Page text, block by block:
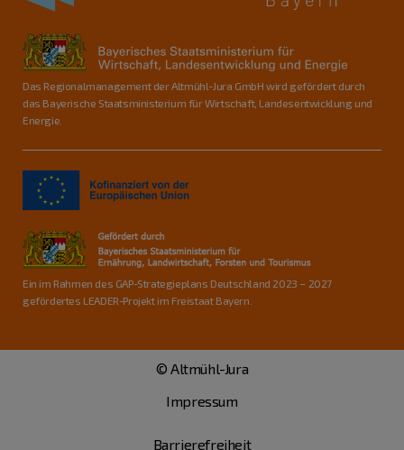
Das Regionalmanagement der Altmühl-Jura GmbH wird gefördert durch
das Bayerische Staatsministerium für Wirtschaft, Landesentwicklung und
Energie.
Ein im Rahmen des GAP-Strategieplans Deutschland 2023 – 2027
gefördertes LEADER-Projekt im Freistaat Bayern.
© Altmühl-Jura
Impressum
Barrierefreiheit